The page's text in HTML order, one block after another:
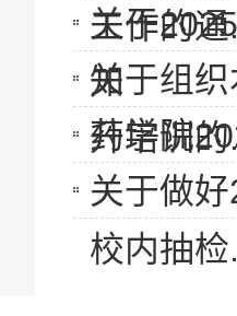
工作的
关于
知
关于组
升培训
药学院
关于做
校内抽